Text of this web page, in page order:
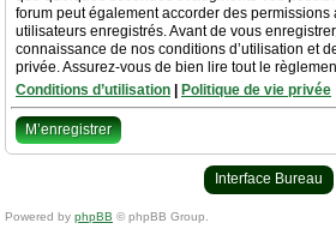
forum peut également accorder des
utilisateurs enregistrés. Avant de vous
connaissance de nos conditions d’utilisation et
privée. Assurez-vous de bien lire tout le
Conditions d’utilisation
Politique de vie privée
M’enregistrer
Interface Bureau
Powered by phpBB © phpBB Group.